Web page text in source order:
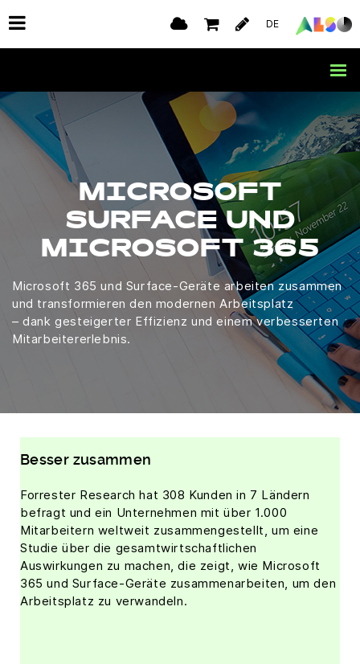
DE
MICROSOFT
SURFACE UND
MICROSOFT 365
Microsoft 365 und Surface-Geräte arbeiten zusammen
und transformieren den modernen Arbeitsplatz
– dank gesteigerter Effizienz und einem verbesserten
Mitarbeitererlebnis.
Besser zusammen
Forrester Research hat 308 Kunden in 7 Ländern
befragt und ein Unternehmen mit über 1.000
Mitarbeitern weltweit zusammengestellt, um eine
Studie über die gesamtwirtschaftlichen
Auswirkungen zu machen, die zeigt, wie Microsoft
365 und Surface-Geräte zusammenarbeiten, um den
Arbeitsplatz zu verwandeln.